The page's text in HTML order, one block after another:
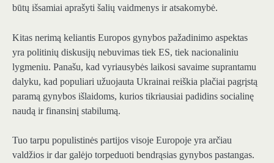
būtų išsamiai aprašyti šalių vaidmenys ir atsakomybė.
Kitas nerimą keliantis Europos gynybos pažadinimo aspektas
yra politinių diskusijų nebuvimas tiek ES, tiek nacionaliniu
lygmeniu. Panašu, kad vyriausybės laikosi savaime suprantamu
dalyku, kad populiari užuojauta Ukrainai reiškia plačiai pagrįstą
paramą gynybos išlaidoms, kurios tikriausiai padidins socialinę
naudą ir finansinį stabilumą.
Tuo tarpu populistinės partijos visoje Europoje yra arčiau
valdžios ir dar galėjo torpeduoti bendrąsias gynybos pastangas.